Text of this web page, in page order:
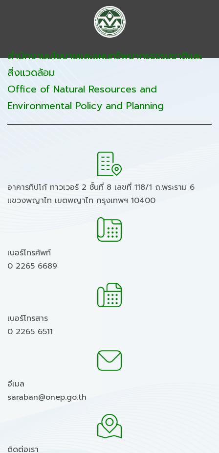
สำนักงานนโยบายและแผนทรัพยากรธรรมชาติและ
สิ่งแวดล้อม
Office of Natural Resources and
Environmental Policy and Planning
อาคารทิปโก้ ทาวเวอร์ 2 ชั้นที่ 8 เลขที่ 118/1 ถ.พระราม 6
แขวงพญาไท เขตพญาไท กรุงเทพฯ 10400
เบอร์โทรศัพท์
0 2265 6689
เบอร์โทรสาร
0 2265 6511
อีเมล
saraban@onep.go.th
ติดต่อเรา